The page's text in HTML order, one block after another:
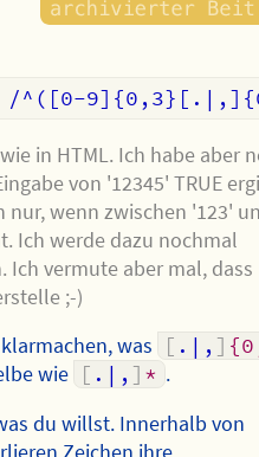
in HTML. Ich habe aber
von '12345' TRUE
nur, wenn zwischen '123'
Ich werde dazu nochmal
Ich vermute aber mal, dass
;-)
was
[ .|, ]
wie [ .|, ] * .
du willst. Innerhalb von